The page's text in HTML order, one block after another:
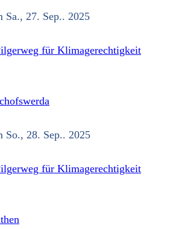
Sa., 27. Sep.. 2025
für Klimagerechtigkeit
So., 28. Sep.. 2025
für Klimagerechtigkeit